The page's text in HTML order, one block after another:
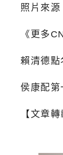
照片來
《更多
賴清德
侯康配
【文章